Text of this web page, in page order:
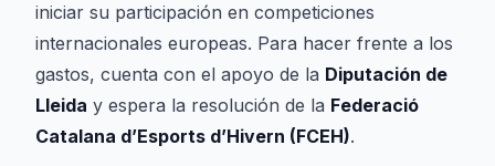
iniciar su participación en competiciones
internacionales europeas. Para hacer frente a los
gastos, cuenta con el apoyo de la Diputación de
Lleida y espera la resolución de la Federació
Catalana d’Esports d’Hivern (FCEH).